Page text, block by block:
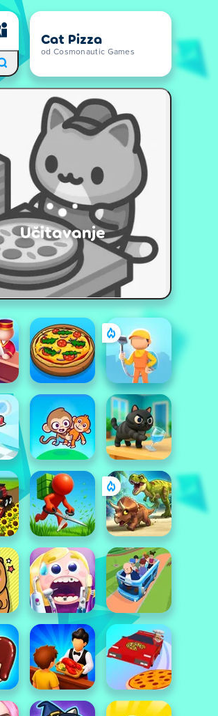
Cat Pizza
od Cosmonautic Games
Učitavanje